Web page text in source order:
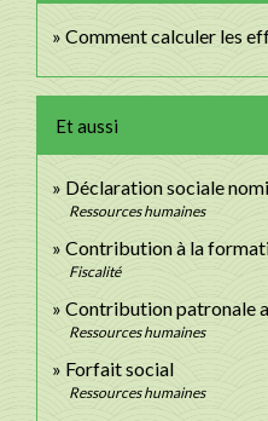
Comment calculer les
Et aussi
Déclaration sociale
Ressources humaines
Contribution à la
Fiscalité
Contribution patronale
Ressources humaines
Forfait social
Ressources humaines